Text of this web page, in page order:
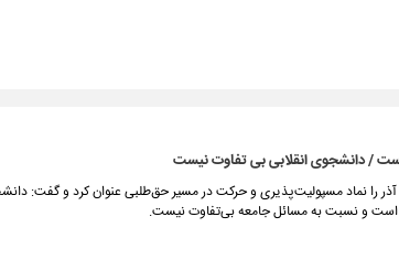
وزیر علوم، تحقیقات و فناوری ۱۶ آذر را نماد مسپولیت‌پذیری و حرکت در مسیر حق‌طلبی عنوان کرد و گفت:
و نسبت به مسائل جامعه بی‌تفاوت نیست.